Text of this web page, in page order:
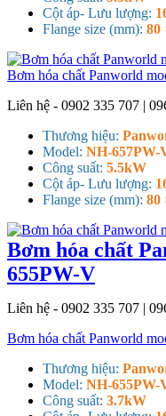
Cột áp- Lưu lượng:
Flange size (mm): 80
Bơm hóa chất Panworld
Liên hệ - 0902 335 707 |
Thương hiệu:
Model: NH-657PW-
Công suất: 5.5kW
Cột áp- Lưu lượng:
Flange size (mm): 80
Bơm hóa chất
655PW-V
Liên hệ - 0902 335 707 |
Bơm hóa chất Panworld
Thương hiệu:
Model: NH-655PW-
Công suất: 3.7kW